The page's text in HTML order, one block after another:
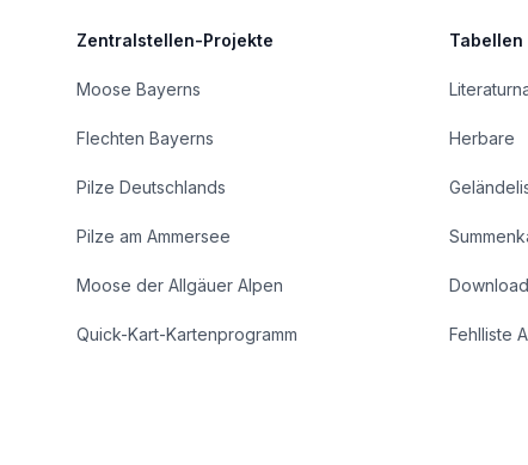
Zentralstellen-Projekte
Moose Bayerns
Flechten Bayerns
Pilze Deutschlands
Pilze am Ammersee
Moose der Allgäuer Alpen
Quick-Kart-Kartenprogramm
Tabellen
Herbare
Fehlliste